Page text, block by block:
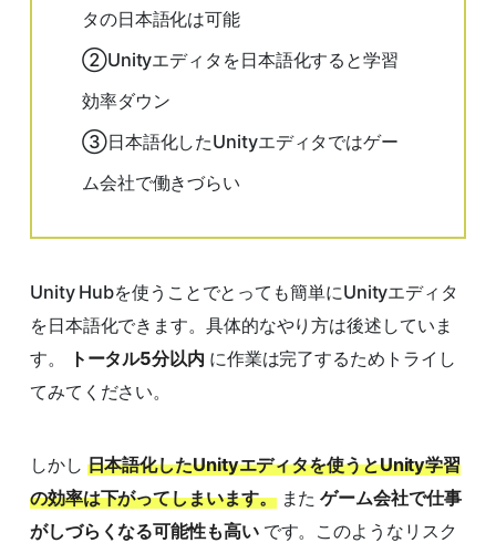
タの日本語化は可能
②Unityエディタを日本語化すると学習
効率ダウン
③日本語化したUnityエディタではゲー
ム会社で働きづらい
Unity Hubを使うことでとっても簡単にUnityエディタ
を日本語化できます。具体的なやり方は後述していま
す。
トータル5分以内 に作業は完了するためトライし
てみてください。
しかし 日本語化したUnityエディタを使うとUnity学習
の効率は下がってしまいます。またゲーム会社で仕事
がしづらくなる可能性も高いです。このようなリスク